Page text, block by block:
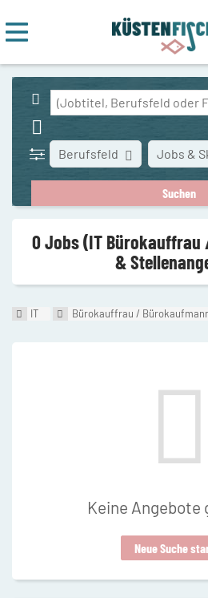
Berufsfeld Jobs &
0 Jobs (IT
&
IT Bürokauffrau /
Keine Angebote
Neue Suche